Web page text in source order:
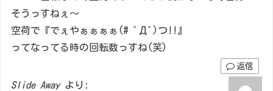
そうっすねぇ～
空荷で『でぇやぁぁぁぁ(# ﾟДﾟ)つ!!』
ってなってる時の回転数っすね(笑)
返信
Slide Away より: